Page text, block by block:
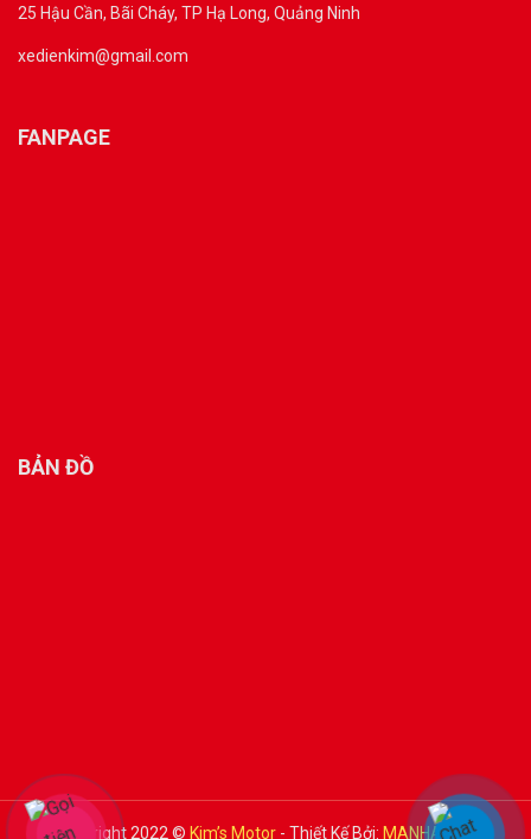
25 Hậu Cần, Bãi Cháy, TP Hạ Long, Quảng Ninh
xedienkim@gmail.com
FANPAGE
BẢN ĐỒ
Copyright 2022 © Kim’s Motor- Thiết Kế Bởi: MANHAN.VN